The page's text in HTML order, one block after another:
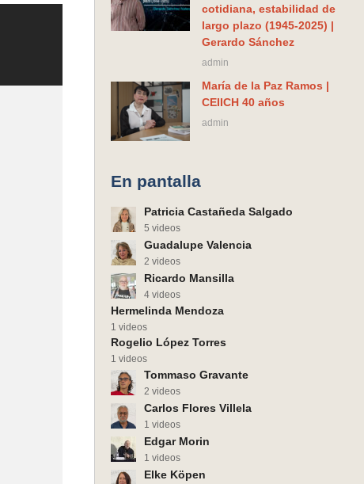
Este día en 1968. Agosto 24 Este día en
cotidiana, estabilidad de
largo plazo (1945-2025) |
Gerardo Sánchez
admin
María de la Paz Ramos |
CEIICH 40 años
admin
En pantalla
Patricia Castañeda Salgado
5 videos
Guadalupe Valencia
2 videos
Ricardo Mansilla
4 videos
Hermelinda Mendoza
1 videos
Rogelio López Torres
1 videos
Tommaso Gravante
2 videos
Carlos Flores Villela
1 videos
Edgar Morin
1 videos
Elke Köpen